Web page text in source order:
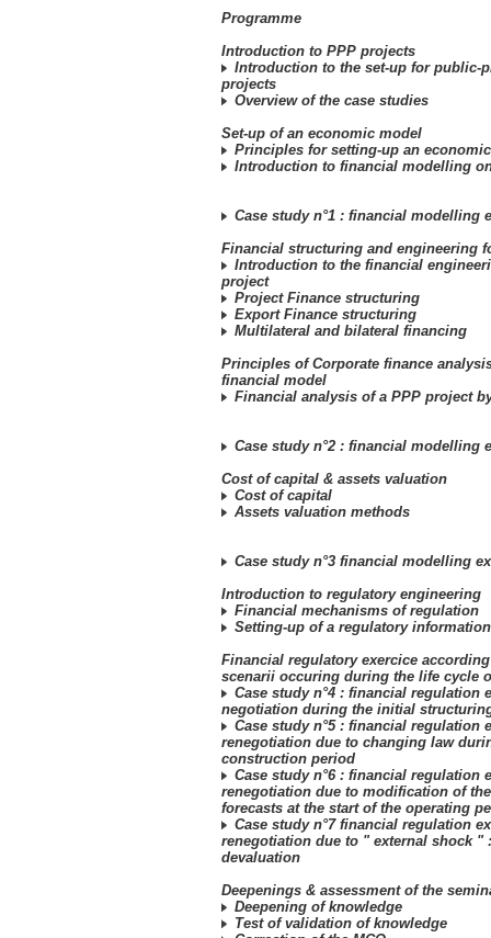
Programme
Introduction to PPP projects
Introduction to the set-up for public-
projects
Overview of the case studies
Set-up of an economic model
Principles for setting-up an
Introduction to financial modelling
Case study n°1 : financial modelling
Financial structuring and engineering
Introduction to the financial
project
Project Finance structuring
Export Finance structuring
Multilateral and bilateral financing
Principles of Corporate finance
financial model
Financial analysis of a PPP project
Case study n°2 : financial modelling
Cost of capital & assets valuation
Cost of capital
Assets valuation methods
Case study n°3 financial modelling
Introduction to regulatory engineering
Financial mechanisms of regulation
Setting-up of a regulatory
Financial regulatory exercice
scenarii occuring during the life cycle
Case study n°4 : financial regulation
negotiation during the initial
Case study n°5 : financial regulation
renegotiation due to changing law
construction period
Case study n°6 : financial regulation
renegotiation due to modification of
forecasts at the start of the operating
Case study n°7 financial regulation
renegotiation due to " external shock "
devaluation
Deepenings & assessment of the
Deepening of knowledge
Test of validation of knowledge